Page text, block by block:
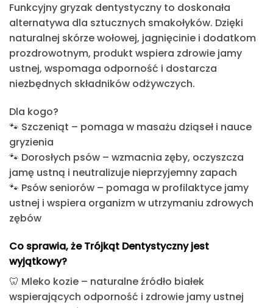
Funkcyjny gryzak dentystyczny to doskonała
alternatywa dla sztucznych smakołyków. Dzięki
naturalnej skórze wołowej, jagnięcinie i dodatkom
prozdrowotnym, produkt wspiera zdrowie jamy
ustnej, wspomaga odporność i dostarcza
niezbędnych składników odżywczych.
Dla kogo?
🐾 Szczeniąt – pomaga w masażu dziąseł i nauce
gryzienia
🐾 Dorosłych psów – wzmacnia zęby, oczyszcza
jamę ustną i neutralizuje nieprzyjemny zapach
🐾 Psów seniorów – pomaga w profilaktyce jamy
ustnej i wspiera organizm w utrzymaniu zdrowych
zębów
Co sprawia, że Trójkąt Dentystyczny jest
wyjątkowy?
🦷 Mleko kozie – naturalne źródło białek
wspierających odporność i zdrowie jamy ustnej